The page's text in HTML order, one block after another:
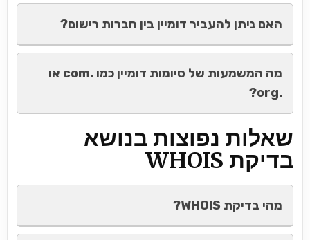
האם ניתן להעביר דומיין בין חברות רישום?
מה המשמעות של סיומות דומיין כמו .com או
.org?
שאלות נפוצות בנושא
בדיקת WHOIS
מהי בדיקת WHOIS?